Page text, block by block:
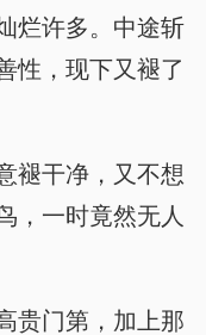
烂许多。中途斩
性，现下又褪了
褪干净，又不想
，一时竟然无人
贵门第，加上那